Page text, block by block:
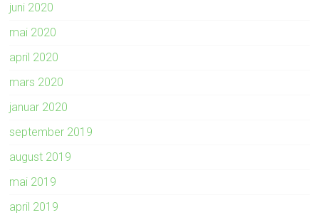
juni 2020
mai 2020
april 2020
mars 2020
januar 2020
september 2019
august 2019
mai 2019
april 2019